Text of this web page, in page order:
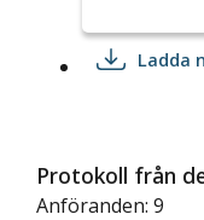
Ladda
Protokoll från
Anföranden: 9